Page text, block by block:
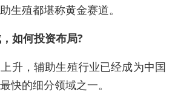
生殖都堪称黄金赛道。
如何投资布局?
升，辅助生殖行业已经成为中国
快的细分领域之一。